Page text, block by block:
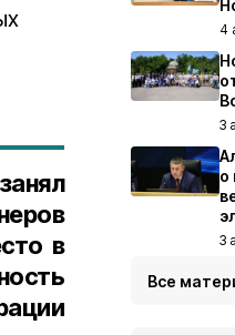
в
4
3
о
3
Все